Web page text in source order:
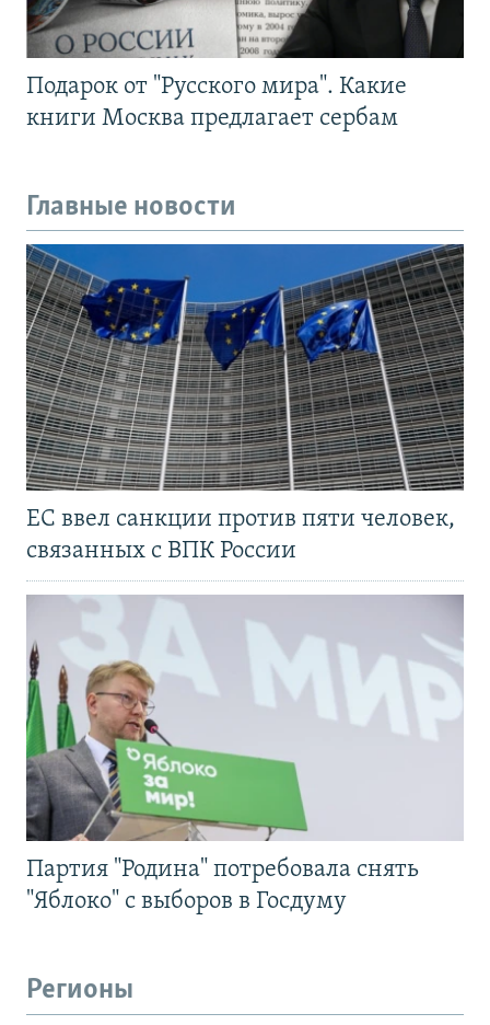
Подарок от "Русского мира". Какие
книги Москва предлагает сербам
Главные новости
ЕС ввел санкции против пяти человек,
связанных с ВПК России
Партия "Родина" потребовала снять
"Яблоко" с выборов в Госдуму
Регионы